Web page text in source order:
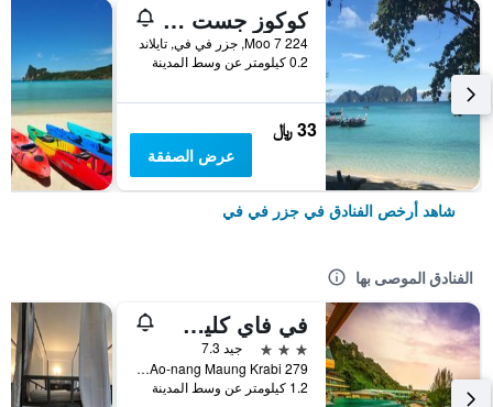
كوكوز جست هاوس
224 Moo 7, جزر في في, تايلاند
0.2 كيلومتر عن وسط المدينة
33 ﷼
عرض الصفقة
شاهد أرخص الفنادق في جزر في في
الفنادق الموصى بها
في فاي كليف بيتش ريزورت
3 نجوم
جيد 7.3
279 Moo.7 Ao-nang Maung Krabi, جزر في في, تايلاند
1.2 كيلومتر عن وسط المدينة